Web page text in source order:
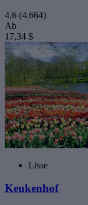
4,6 (4.664)
Ab
17,34 $
Lisse
Keukenhof